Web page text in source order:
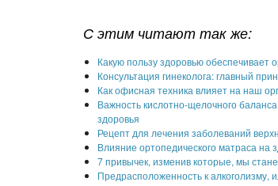
С этим читают так же:
Какую пользу здоровью обеспечивает
Консультация гинеколога: главный
Как офисная техника влияет на наш
Важность кислотно-щелочного
здоровья
Рецепт для лечения заболеваний
Влияние ортопедического матраса на
7 привычек, изменив которые, мы
Предрасположенность к алкоголизму,